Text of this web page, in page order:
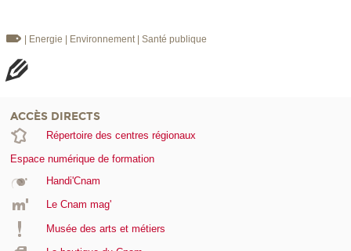
| Energie | Environnement | Santé publique
ACCÈS DIRECTS
Répertoire des centres régionaux
Espace numérique de formation
Handi'Cnam
Le Cnam mag'
Musée des arts et métiers